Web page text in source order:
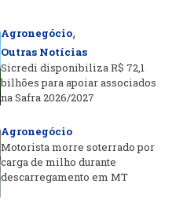
Agronegócio,
Outras Notícias
Sicredi disponibiliza R$ 72,1
bilhões para apoiar associados
na Safra 2026/2027
Agronegócio
Motorista morre soterrado por
carga de milho durante
descarregamento em MT